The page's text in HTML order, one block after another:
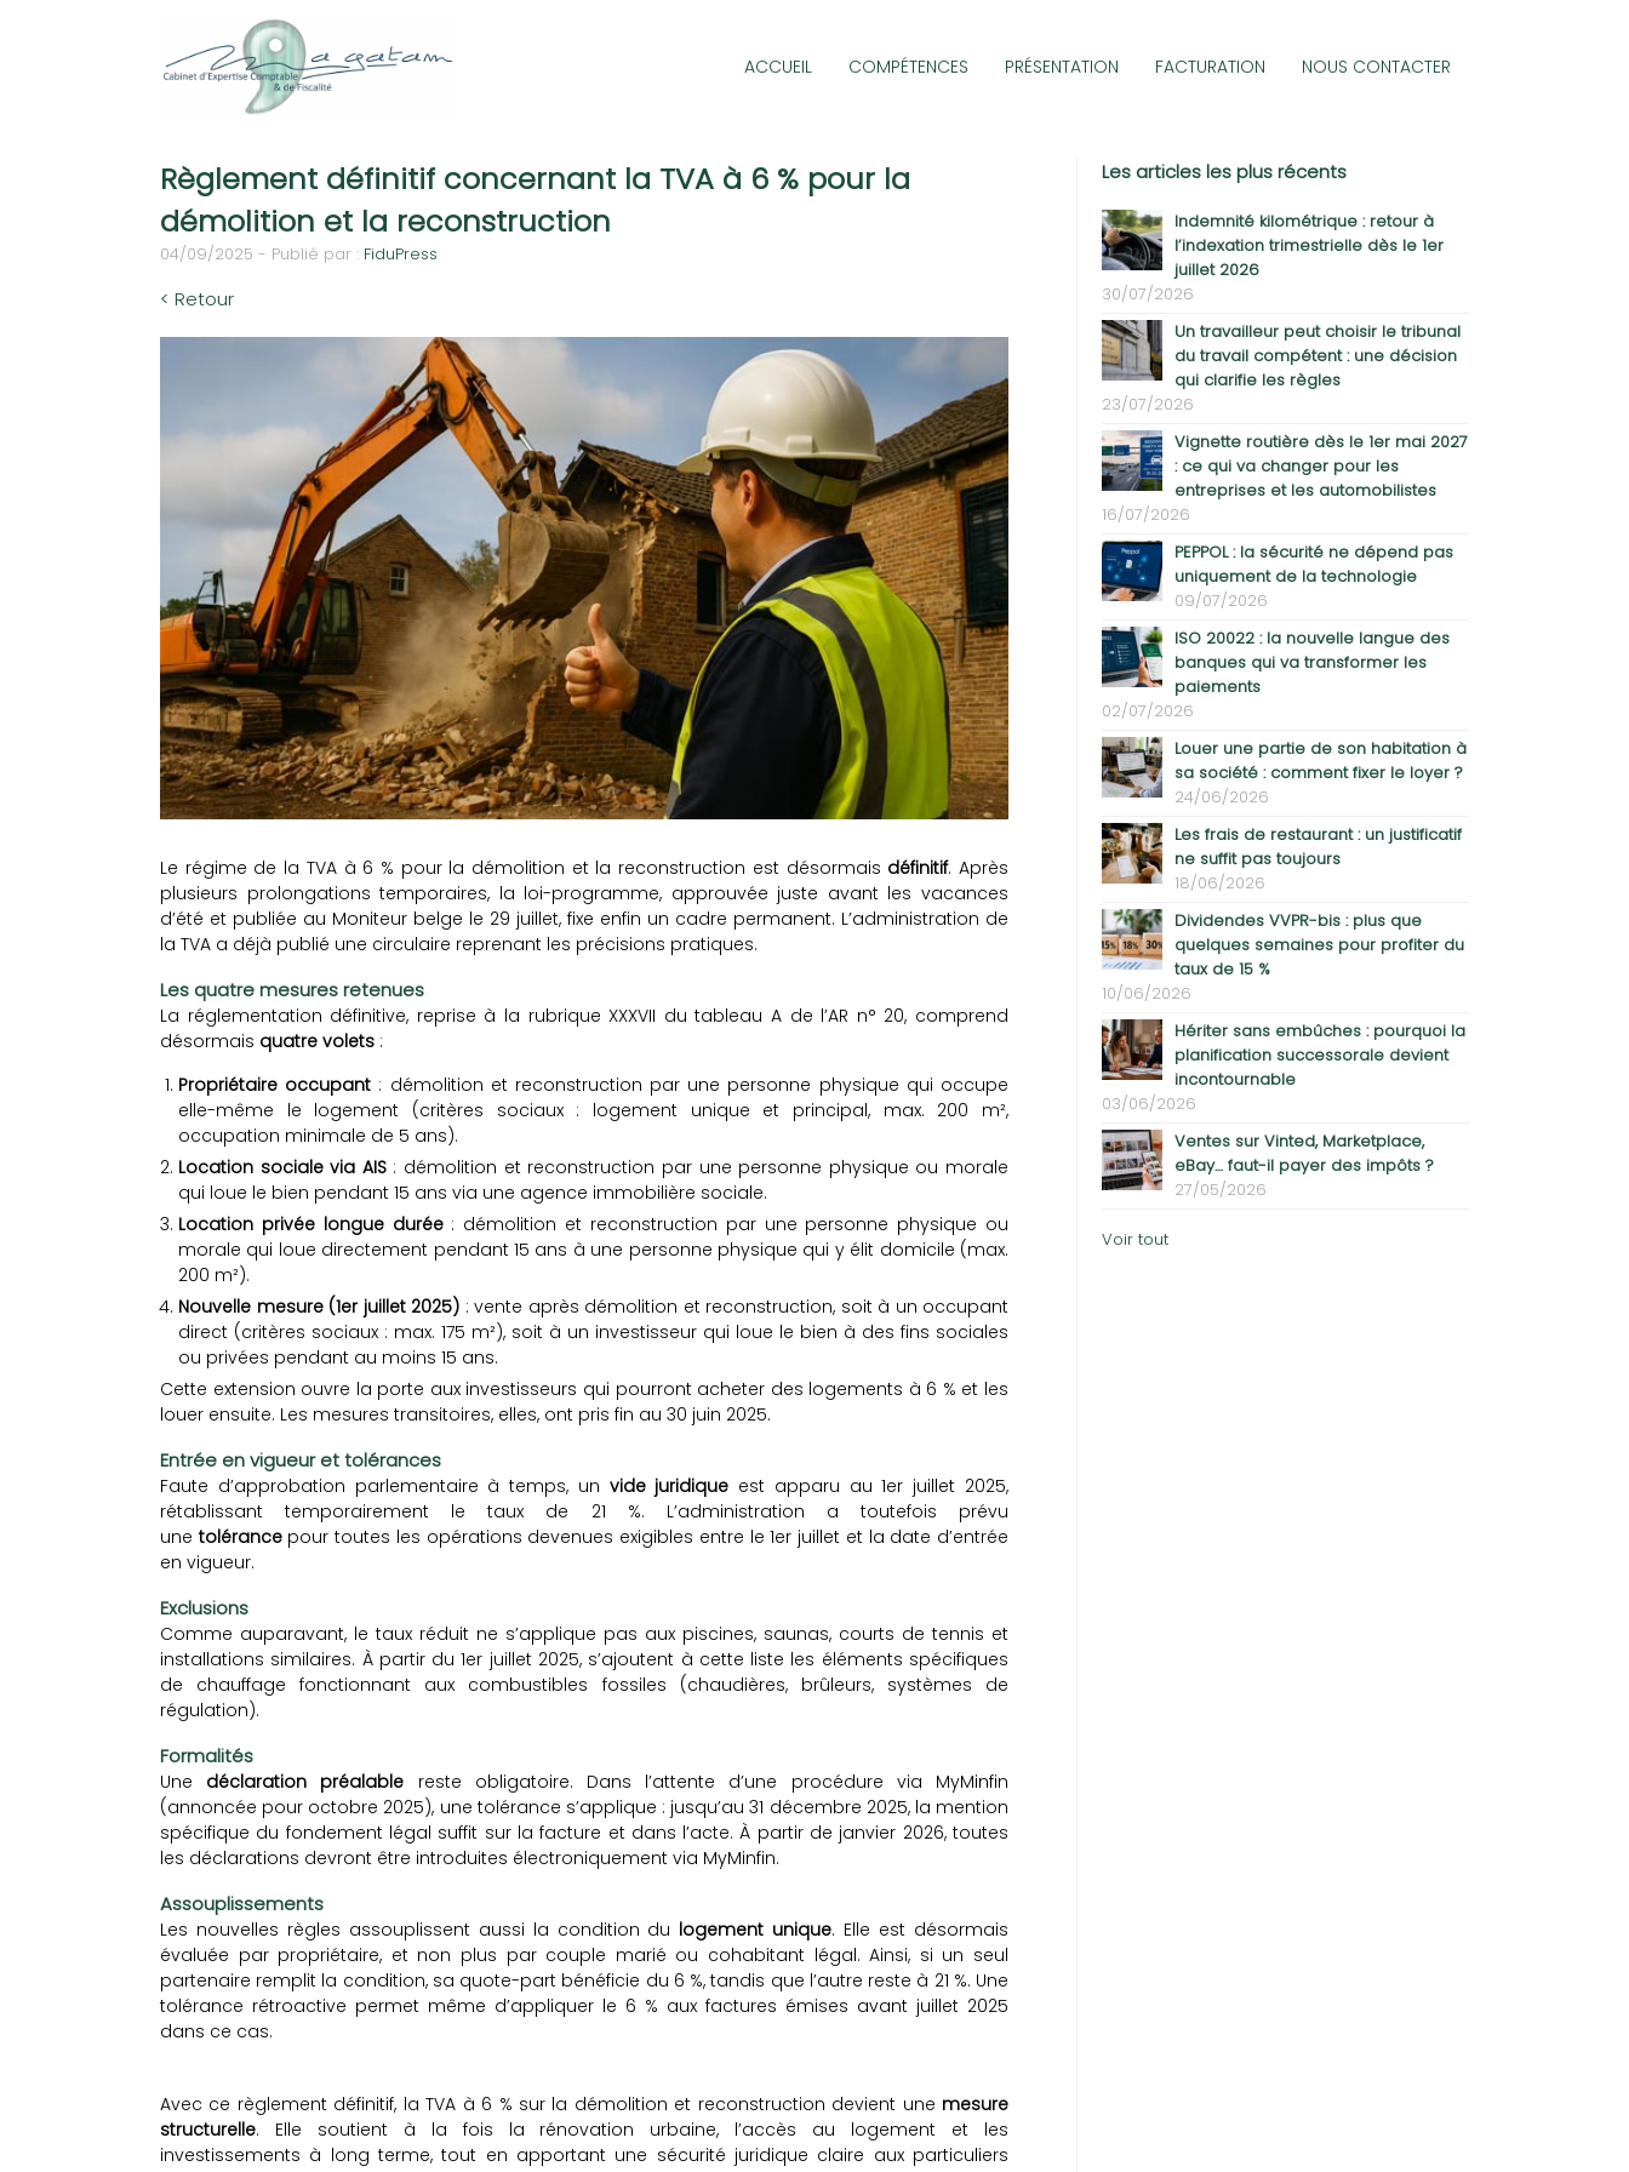
ACCUEIL COMPÉTENCES PRÉSENTATION FACTURATION NOUS CONTACTER
Règlement définitif concernant la TVA à 6 % pour la
démolition et la reconstruction
04/09/2025 - Publié par : FiduPress
< Retour
Le régime de la TVA à 6 % pour la démolition et la reconstruction est désormais définitif. Après
plusieurs prolongations temporaires, la loi-programme, approuvée juste avant les vacances
d’été et publiée au Moniteur belge le 29 juillet, fixe enfin un cadre permanent. L’administration de
la TVA a déjà publié une circulaire reprenant les précisions pratiques.
Les quatre mesures retenues
La réglementation définitive, reprise à la rubrique XXXVII du tableau A de l’AR n° 20, comprend
désormais quatre volets :
Propriétaire occupant : démolition et reconstruction par une personne physique qui occupe
elle-même le logement (critères sociaux : logement unique et principal, max. 200 m²,
occupation minimale de 5 ans).
Location sociale via AIS: démolition et reconstruction par une personne physique ou morale
qui loue le bien pendant 15 ans via une agence immobilière sociale.
Location privée longue durée: démolition et reconstruction par une personne physique ou
morale qui loue directement pendant 15 ans à une personne physique qui y élit domicile (max.
200 m²).
Nouvelle mesure (1er juillet 2025) : vente après démolition et reconstruction, soit à un occupant
direct (critères sociaux : max. 175 m²), soit à un investisseur qui loue le bien à des fins sociales
ou privées pendant au moins 15 ans.
Cette extension ouvre la porte aux investisseurs qui pourront acheter des logements à 6 % et les
louer ensuite. Les mesures transitoires, elles, ont pris fin au 30 juin 2025.
Entrée en vigueur et tolérances
Faute d’approbation parlementaire à temps, un vide juridique est apparu au 1er juillet 2025,
rétablissant temporairement le taux de 21 %. L’administration a toutefois prévu
une tolérancepour toutes les opérations devenues exigibles entre le 1er juillet et la date d’entrée
en vigueur.
Exclusions
Comme auparavant, le taux réduit ne s’applique pas aux piscines, saunas, courts de tennis et
installations similaires. À partir du 1er juillet 2025, s’ajoutent à cette liste les éléments spécifiques
de chauffage fonctionnant aux combustibles fossiles (chaudières, brûleurs, systèmes de
régulation).
Formalités
Une déclaration préalable reste obligatoire. Dans l’attente d’une procédure via MyMinfin
(annoncée pour octobre 2025), une tolérance s’applique : jusqu’au 31 décembre 2025, la mention
spécifique du fondement légal suffit sur la facture et dans l’acte. À partir de janvier 2026, toutes
les déclarations devront être introduites électroniquement via MyMinfin.
Assouplissements
Les nouvelles règles assouplissent aussi la condition du logement unique. Elle est désormais
évaluée par propriétaire, et non plus par couple marié ou cohabitant légal. Ainsi, si un seul
partenaire remplit la condition, sa quote-part bénéficie du 6 %, tandis que l’autre reste à 21 %. Une
tolérance rétroactive permet même d’appliquer le 6 % aux factures émises avant juillet 2025
dans ce cas.
Avec ce règlement définitif, la TVA à 6 % sur la démolition et reconstruction devient une mesure
structurelle. Elle soutient à la fois la rénovation urbaine, l’accès au logement et les
investissements à long terme, tout en apportant une sécurité juridique claire aux particuliers
Les articles les plus récents
Indemnité kilométrique : retour à
l’indexation trimestrielle dès le 1er
juillet 2026
30/07/2026
Un travailleur peut choisir le tribunal
du travail compétent : une décision
qui clarifie les règles
23/07/2026
Vignette routière dès le 1er mai 2027
: ce qui va changer pour les
entreprises et les automobilistes
16/07/2026
PEPPOL : la sécurité ne dépend pas
uniquement de la technologie
09/07/2026
ISO 20022 : la nouvelle langue des
banques qui va transformer les
paiements
02/07/2026
Louer une partie de son habitation à
sa société : comment fixer le loyer ?
24/06/2026
Les frais de restaurant : un justificatif
ne suffit pas toujours
18/06/2026
Dividendes VVPR-bis : plus que
quelques semaines pour profiter du
taux de 15 %
10/06/2026
Hériter sans embûches : pourquoi la
planification successorale devient
incontournable
03/06/2026
Ventes sur Vinted, Marketplace,
eBay… faut-il payer des impôts ?
27/05/2026
Voir tout